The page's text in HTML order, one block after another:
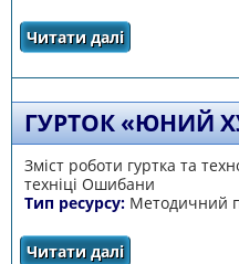
Читати даліпро
ГУРТОК «ЮНИЙ
Зміст роботи гуртка та
техніці Ошибани
Тип ресурсу: Методичний
Читати даліпро Гурток